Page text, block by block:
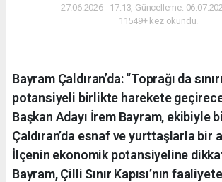
27.06.2026 - 17:13, Güncelleme:
11549+ kez okundu.
Bayram Çaldıran’da: “Toprağı da
potansiyeli birlikte harekete
Başkan Adayı İrem Bayram, ekibiyle
Çaldıran’da esnaf ve yurttaşlarla bir
İlçenin ekonomik potansiyeline
Bayram, Çilli Sınır Kapısı’nın